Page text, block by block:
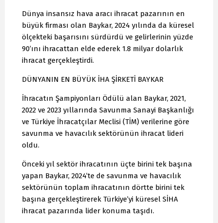
Dünya insansız hava aracı ihracat pazarının en
büyük firması olan Baykar, 2024 yılında da küresel
ölçekteki başarısını sürdürdü ve gelirlerinin yüzde
90’ını ihracattan elde ederek 1.8 milyar dolarlık
ihracat gerçekleştirdi.
DÜNYANIN EN BÜYÜK İHA ŞİRKETİ BAYKAR
İhracatın Şampiyonları Ödülü alan Baykar, 2021,
2022 ve 2023 yıllarında Savunma Sanayi Başkanlığı
ve Türkiye İhracatçılar Meclisi (TİM) verilerine göre
savunma ve havacılık sektörünün ihracat lideri
oldu.
Önceki yıl sektör ihracatının üçte birini tek başına
yapan Baykar, 2024’te de savunma ve havacılık
sektörünün toplam ihracatının dörtte birini tek
başına gerçekleştirerek Türkiye’yi küresel SİHA
ihracat pazarında lider konuma taşıdı.